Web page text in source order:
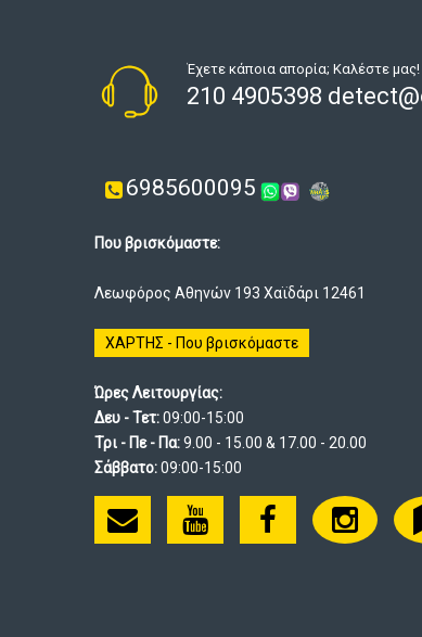
Έχετε κάποια απορία; Καλέστε μας!
210 4905398
6985600095
Που βρισκόμαστε:
Λεωφόρος Αθηνών 193 Χαϊδάρι 12461
ΧΑΡΤΗΣ - Που βρισκόμαστε
Ώρες Λειτουργίας:
Δευ - Τετ:09:00-15:00
Τρι - Πε - Πα:9.00 - 15.00 & 17.00 - 20.00
Σάββατο:09:00-15:00